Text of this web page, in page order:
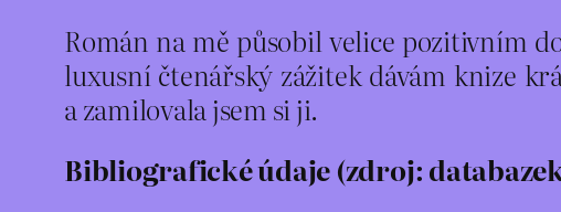
Román na mě působil velice pozitivním
luxusní čtenářský zážitek dávám knize
a zamilovala jsem si ji.
Bibliografické údaje (zdroj: